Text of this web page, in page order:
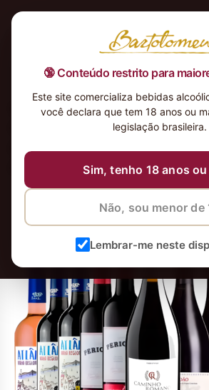
🔞 Conteúdo restrito para
Este site comercializa bebidas
você declara que tem 18 anos ou
legislação brasileira.
Sim, tenho 18 anos ou
Não, sou menor de
Lembrar-me neste
Kit-Adega-Cheia-
Portugueses-
Bartolomeu-Vinho-
Portugal-Vinhos-
12 de maio de 2026